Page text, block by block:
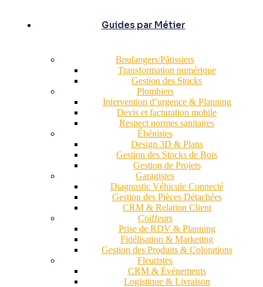
Guides par Métier
Boulangers/Pâtissiers
Transformation numérique
Gestion des Stocks
Plombiers
Intervention d’urgence & Planning
Devis et facturation mobile
Respect normes sanitaires
Ébénistes
Design 3D & Plans
Gestion des Stocks de Bois
Gestion de Projets
Garagistes
Diagnostic Véhicule Connecté
Gestion des Pièces Détachées
CRM & Relation Client
Coiffeurs
Prise de RDV & Planning
Fidélisation & Marketing
Gestion des Produits & Colorations
Fleuristes
CRM & Événements
Logistique & Livraison